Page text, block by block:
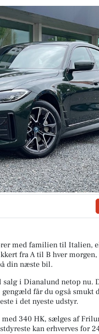
med familien til Italien,
fra A til B hver morgen,
din næste bil.
i Dianalund netop nu.
får du også smukt
i det nyeste udstyr.
340 HK, sælges af
kan erhverves for